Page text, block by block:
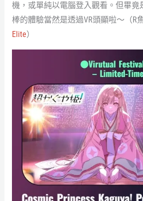
機，或單純以電腦登入觀看。但畢竟
棒的體驗當然是透過VR頭顯啦～（R
Elite）